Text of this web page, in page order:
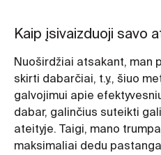
Kaip įsivaizduoji savo
Nuoširdžiai atsakant, man
skirti dabarčiai, t.y., šiuo
galvojimui apie
dabar, galinčius suteikti
ateityje. Taigi, mano
maksimaliai dedu